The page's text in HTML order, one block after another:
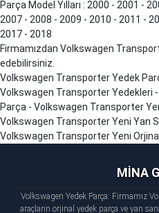
Parça Model Yılları : 2000 - 2001 -
2007 - 2008 - 2009 - 2010 - 2011 -
2017 - 2018
Firmamızdan Volkswagen
edebilirsiniz.
Volkswagen TransporterYedek
Volkswagen TransporterYedekleri
Parça - Volkswagen Transporter
Volkswagen TransporterYeni Yan
Volkswagen TransporterYeni
MİNA
Volkswagen Yedek Parça: Firmamız
araçların orjinal yedek parça ve yan